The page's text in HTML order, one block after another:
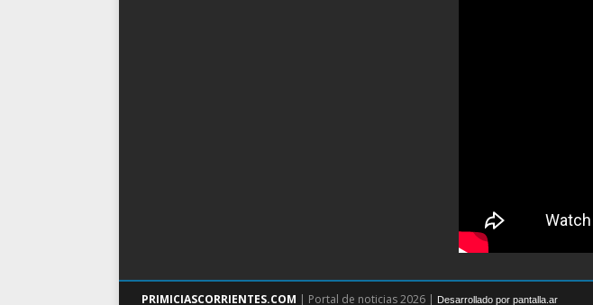
PRIMICIASCORRIENTES.COM | Portal de noticias 2026 | Desarrollado por pantalla.ar